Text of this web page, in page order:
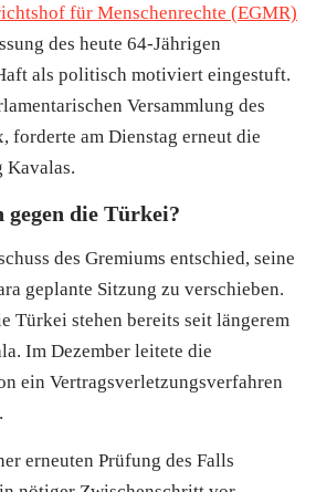
für Menschenrechte (EGMR)
des heute 64-Jährigen
als politisch motiviert eingestuft.
Versammlung des
forderte am Dienstag erneut die
Kavalas.
gegen die Türkei?
des Gremiums entschied, seine
geplante Sitzung zu verschieben.
Türkei stehen bereits seit längerem
Im Dezember leitete die
ein Vertragsverletzungsverfahren
erneuten Prüfung des Falls